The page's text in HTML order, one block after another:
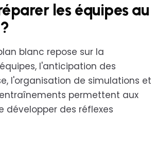
les équipes au
blanc repose sur la
l'anticipation des
l'organisation de simulations et
permettent aux
développer des réflexes